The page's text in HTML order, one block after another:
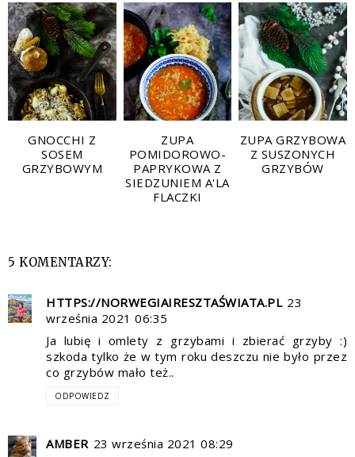
GNOCCHI Z
SOSEM
GRZYBOWYM
ZUPA
POMIDOROWO-
PAPRYKOWA Z
SIEDZUNIEM A'LA
FLACZKI
ZUPA GRZYBOWA
Z SUSZONYCH
GRZYBÓW
5 KOMENTARZY:
HTTPS://NORWEGIAIRESZTAŚWIATA.PL 23
września 2021 06:35
Ja lubię i omlety z grzybami i zbierać grzyby :)
szkoda tylko że w tym roku deszczu nie było przez
co grzybów mało też..
ODPOWIEDZ
AMBER 23 września 2021 08:29